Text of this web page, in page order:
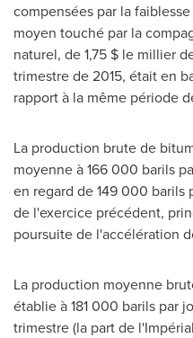
compensées par la
moyen touché par la
naturel, de 1,75 $ le millier
trimestre de 2015, était en
rapport à la même période
La production brute de
moyenne à 166 000 barils
en regard de 149 000 barils
de l'exercice précédent,
poursuite de l'accélération
La production moyenne
établie à 181 000 barils par
trimestre (la part de